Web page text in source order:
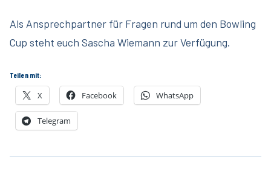
Als Ansprechpartner für Fragen rund um den Bowling
Cup steht euch Sascha Wiemann zur Verfügung.
Teilen mit:
X Facebook WhatsApp
Telegram